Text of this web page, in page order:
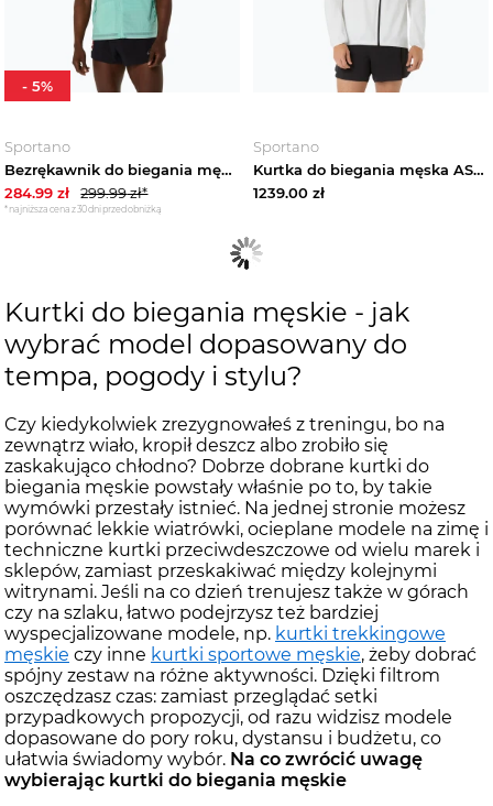
Sportano
Bezrękawnik do biegania męski Asics Metarun Packable oasis green
284.99 zł 299.99zł*
*najniższa cena z 30 dni przed obniżką
-5%
Sportano
Kurtka do biegania męska ASICS Fujitrail Elite Waterproof Jacket cream Beżowy
1239.00 zł
Kurtki do biegania męskie - jak
wybrać model dopasowany do
tempa, pogody i stylu?
Czy kiedykolwiek zrezygnowałeś z treningu, bo na
zewnątrz wiało, kropił deszcz albo zrobiło się
zaskakująco chłodno? Dobrze dobrane kurtki do
biegania męskie powstały właśnie po to, by takie
wymówki przestały istnieć. Na jednej stronie możesz
porównać lekkie wiatrówki, ocieplane modele na zimę i
techniczne kurtki przeciwdeszczowe od wielu marek i
sklepów, zamiast przeskakiwać między kolejnymi
witrynami. Jeśli na co dzień trenujesz także w górach
czy na szlaku, łatwo podejrzysz też bardziej
wyspecjalizowane modele, np. kurtki trekkingowe
męskie czy inne kurtki sportowe męskie, żeby dobrać
spójny zestaw na różne aktywności. Dzięki filtrom
oszczędzasz czas: zamiast przeglądać setki
przypadkowych propozycji, od razu widzisz modele
dopasowane do pory roku, dystansu i budżetu, co
ułatwia świadomy wybór. Na co zwrócić uwagę
wybierając kurtki do biegania męskie